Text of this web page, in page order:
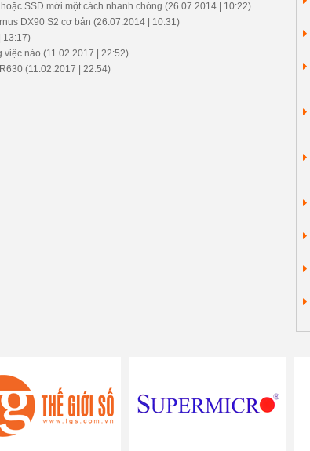
SSD mới một cách nhanh chóng (26.07.2014 | 10:22)
DX90 S2 cơ bản (26.07.2014 | 10:31)
13:17)
việc nào (11.02.2017 | 22:52)
(11.02.2017 | 22:54)